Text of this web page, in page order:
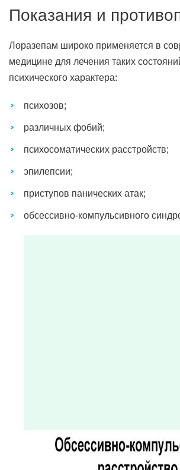
Показания и
Лоразепам широко применяется в
медицине для лечения таких
психического характера:
психозов;
различных фобий;
психосоматических расстройств;
эпилепсии;
приступов панических атак;
обсессивно-компульсивного